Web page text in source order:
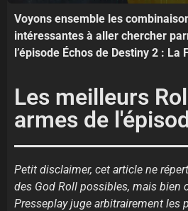
Voyons ensemble les
intéressantes à aller chercher
l’épisode Échos de Destiny 2 : La
Les meilleurs
armes de
Petit disclaimer, cet article ne
des God Roll possibles, mais bien
Presseplay juge arbitrairement les